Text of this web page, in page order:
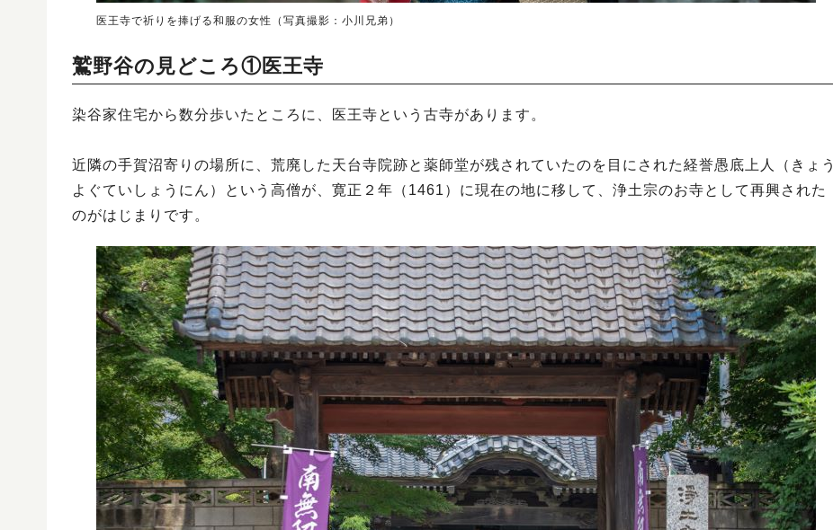
医王寺で祈りを捧げる和服の女性（写真撮影：小川兄弟）
鷲野谷の見どころ①医王寺
染谷家住宅から数分歩いたところに、医王寺という古寺があります。
近隣の手賀沼寄りの場所に、荒廃した天台寺院跡と薬師堂が残されていたのを目にされた経誉愚底上人（きょう
よぐていしょうにん）という高僧が、寛正２年（1461）に現在の地に移して、浄土宗のお寺として再興された
のがはじまりです。